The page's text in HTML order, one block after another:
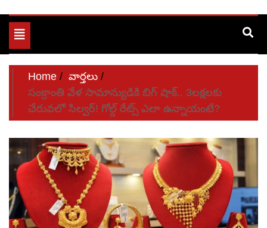
Toggle
navigation
Home
వార్తలు
సంక్రాంతి వేళ సామాన్యుడికి బిగ్‌ షాక్.. 3లక్షలకు
చేరువలో సిల్వర్! గోల్డ్‌ రేట్స్ ఎలా ఉన్నాయంటే?